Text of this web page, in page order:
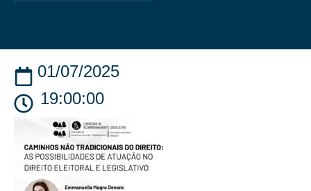
01/07/2025
19:00:00